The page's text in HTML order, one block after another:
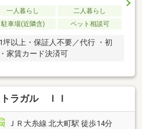
一人暮らし
二人暮らし
駐車場(近隣含) ペット相談可
以上・保証人不要／代行 ・初
家賃カード決済可
ラガル ＩＩ
ＪＲ大糸線 北大町駅 徒歩14分